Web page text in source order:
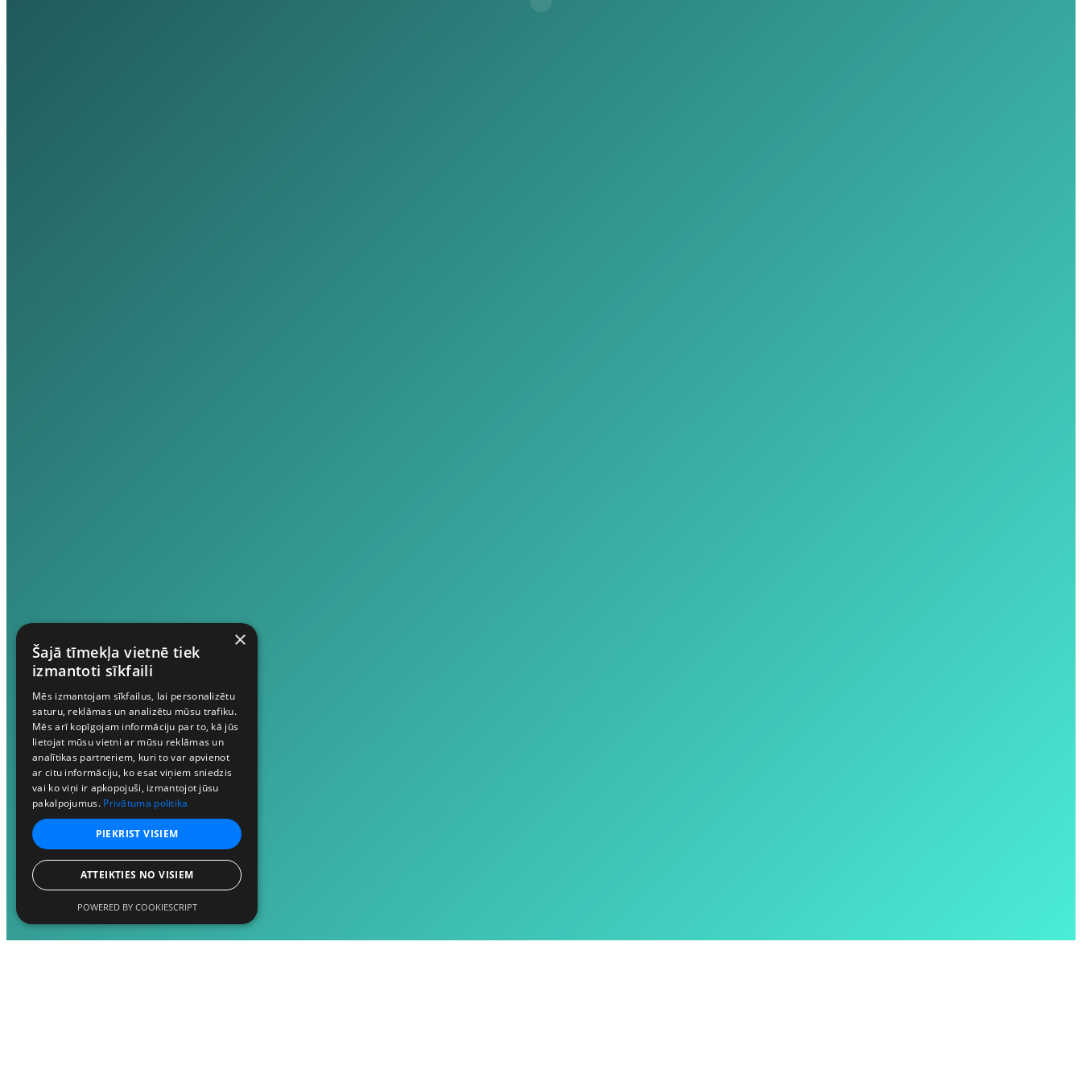
×
Šajā tīmekļa vietnē tiek
izmantoti sīkfaili
Mēs izmantojam sīkfailus, lai personalizētu
saturu, reklāmas un analizētu mūsu trafiku.
Mēs arī kopīgojam informāciju par to, kā jūs
lietojat mūsu vietni ar mūsu reklāmas un
analītikas partneriem, kuri to var apvienot
ar citu informāciju, ko esat viņiem sniedzis
vai ko viņi ir apkopojuši, izmantojot jūsu
pakalpojumus. Privātuma politika
PIEKRIST VISIEM
ATTEIKTIES NO VISIEM
POWERED BY COOKIESCRIPT